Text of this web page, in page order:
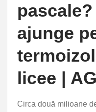
ajunge
licee |
Circa două milioane